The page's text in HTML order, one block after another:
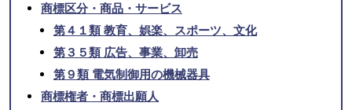
商標区分・商品・サービス
第４１類 教育、娯楽、スポーツ、文化
第３５類 広告、事業、卸売
第９類 電気制御用の機械器具
商標権者・商標出願人